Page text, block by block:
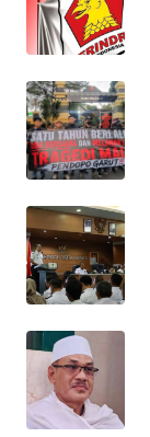
ID
ID
MARTABAT
NET
PLN
WATCH
MKLI
LPKKI
LKKI